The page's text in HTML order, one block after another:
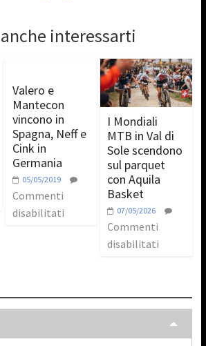
interessarti
Valero e
Mantecon
vincono in
Spagna, Neff e
Cink in
Germania
05/05/2019
Commenti
disabilitati
I Mondiali
MTB in Val di
Sole scendono
sul parquet
con Aquila
Basket
07/05/2026
Commenti
disabilitati